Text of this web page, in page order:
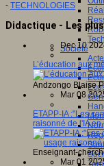
Société
- TECHNOLOGIES
Didactique - Les
Dec 10
L’éducation aux
Andzongo Blaise
Mar 08
ETAPP-IA :"Les
raisonné de l'IA
Enseignant-
Mar 01